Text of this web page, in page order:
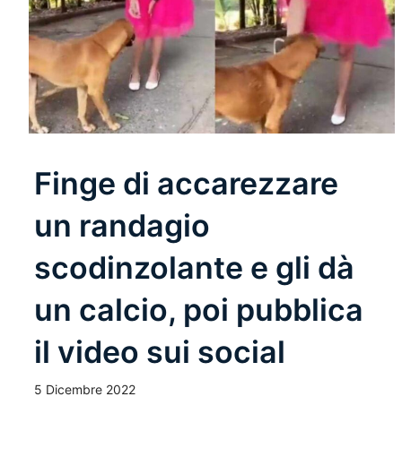
Finge di accarezzare
un randagio
scodinzolante e gli dà
un calcio, poi pubblica
il video sui social
5 Dicembre 2022